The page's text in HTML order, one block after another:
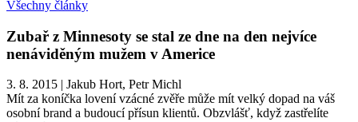
Všechny články
Zubař z Minnesoty se stal ze dne na den nejvíce
nenáviděným mužem v Americe
3. 8. 2015 | Jakub Hort, Petr Michl
Mít za koníčka lovení vzácné zvěře může mít velký dopad na váš
osobní brand a budoucí přísun klientů. Obzvlášť, když zastřelíte